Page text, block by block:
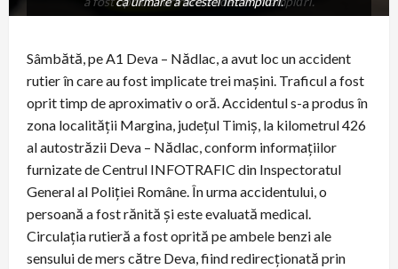
Sâmbătă, pe A1 Deva – Nădlac, a avut loc un accident
rutier în care au fost implicate trei mașini. Traficul a fost
oprit timp de aproximativ o oră. Accidentul s-a produs în
zona localității Margina, județul Timiș, la kilometrul 426
al autostrăzii Deva – Nădlac, conform informațiilor
furnizate de Centrul INFOTRAFIC din Inspectoratul
General al Poliției Române. În urma accidentului, o
persoană a fost rănită și este evaluată medical.
Circulația rutieră a fost oprită pe ambele benzi ale
sensului de mers către Deva, fiind redirecționată prin